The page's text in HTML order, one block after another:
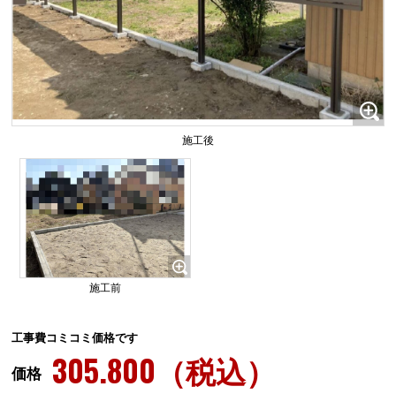
施工後
施工前
工事費コミコミ価格です
価格 305.800（税込）